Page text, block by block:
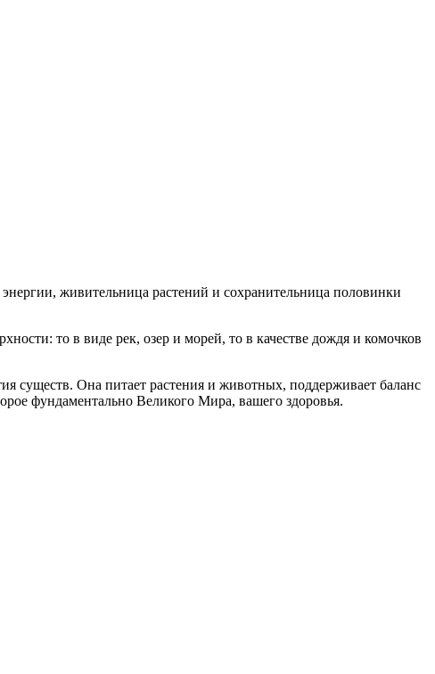
живительница растений и сохранительница половинки
то в виде рек, озер и морей, то в качестве дождя и комочков
существ. Она питает растения и животных, поддерживает баланс
фундаментально Великого Мира, вашего здоровья.